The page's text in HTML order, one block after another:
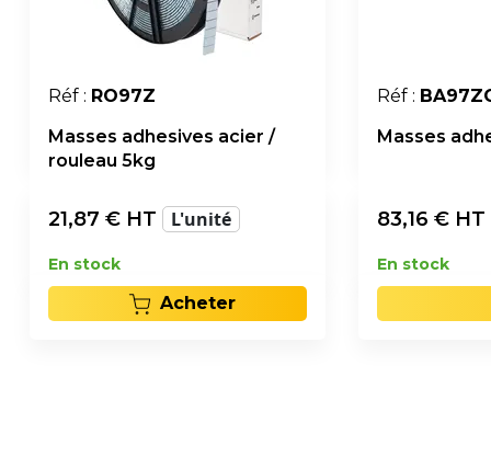
Réf : RO97Z
Masses adhesives acier /
rouleau 5kg
21,87 € HT L'unité
En stock
Acheter
Réf :
Masses
83,16 € HT
En stock